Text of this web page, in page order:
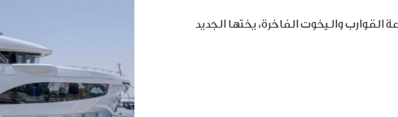
واليخوت الفاخرة، يختها الجديد